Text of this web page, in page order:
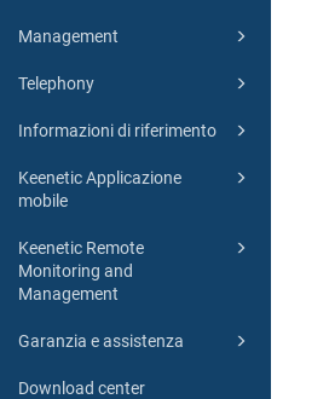
Management
Telephony
Informazioni di riferimento
Keenetic Applicazione
mobile
Keenetic Remote
Monitoring and
Management
Garanzia e assistenza
Download center